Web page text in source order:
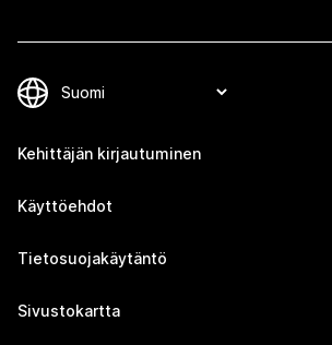
Kehittäjän kirjautuminen
Käyttöehdot
Tietosuojakäytäntö
Sivustokartta